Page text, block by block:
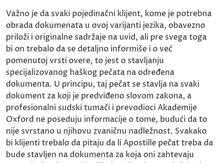
Važno je da svaki pojedinačni klijent, kome je potrebna
obrada dokumenata u ovoj varijanti jezika, obavezno
priloži i originalne sadržaje na uvid, ali pre svega toga
bi on trebalo da se detaljno informiše i o već
pomenutoj vrsti overe, to jest o stavljanju
specijalizovanog haškog pečata na određena
dokumenta. U principu, taj pečat se stavlja na svaki
dokument za koji je predviđeno slovom zakona, a
profesionalni sudski tumači i prevodioci Akademije
Oxford ne poseduju informacije o tome, budući da to
nije svrstano u njihovu zvaničnu nadležnost. Svakako
bi klijenti trebalo da pitaju da li Apostille pečat treba da
bude stavljen na dokumenta za koja oni zahtevaju